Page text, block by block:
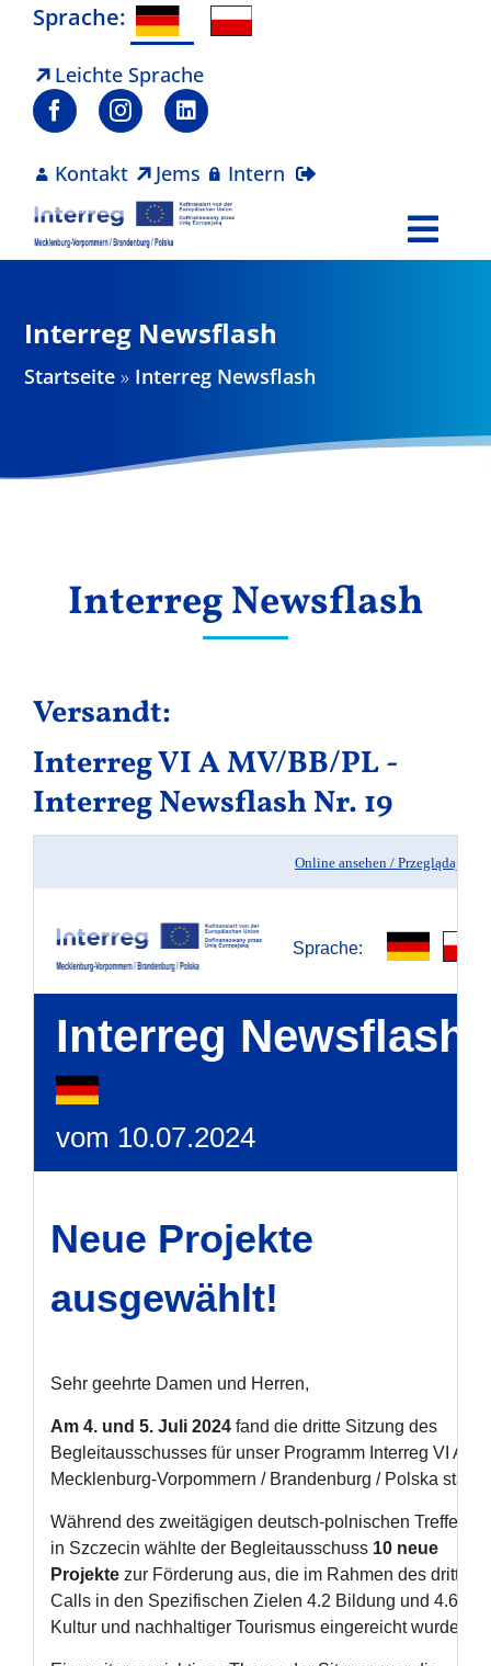
Zum
springen
Sprache:
Leichte Sprache
Kontakt Jems Intern
Projekte
Interreg Newsflash
Startseite » Interreg Newsflash
Interreg Newsflash
Versandt:
Interreg VI A MV/BB/PL -
Interreg Newsflash Nr. 19